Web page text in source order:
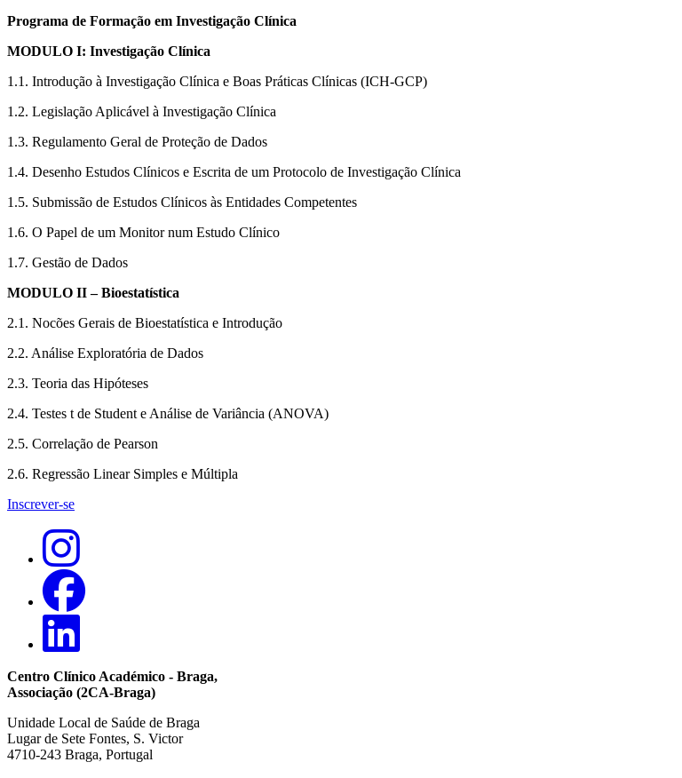
Programa de Formação em Investigação Clínica
MODULO I: Investigação Clínica
1.1. Introdução à Investigação Clínica e Boas Práticas Clínicas (ICH-GCP)
1.2. Legislação Aplicável à Investigação Clínica
1.3. Regulamento Geral de Proteção de Dados
1.4. Desenho Estudos Clínicos e Escrita de um Protocolo de Investigação Clínica
1.5. Submissão de Estudos Clínicos às Entidades Competentes
1.6. O Papel de um Monitor num Estudo Clínico
1.7. Gestão de Dados
MODULO II – Bioestatística
2.1. Nocões Gerais de Bioestatística e Introdução
2.2. Análise Exploratória de Dados
2.3. Teoria das Hipóteses
2.4. Testes t de Student e Análise de Variância (ANOVA)
2.5. Correlação de Pearson
2.6. Regressão Linear Simples e Múltipla
Inscrever-se
Centro Clínico Académico - Braga,
Associação (2CA-Braga)
Unidade Local de Saúde de Braga
Lugar de Sete Fontes, S. Victor
4710-243 Braga, Portugal